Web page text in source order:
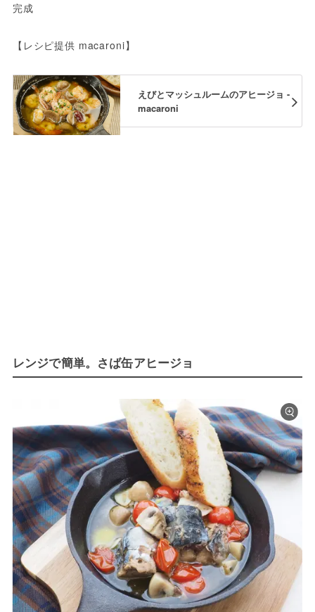
完成
【レシピ提供 macaroni】
えびとマッシュルームのアヒージョ -
macaroni
レンジで簡単。さば缶アヒージョ